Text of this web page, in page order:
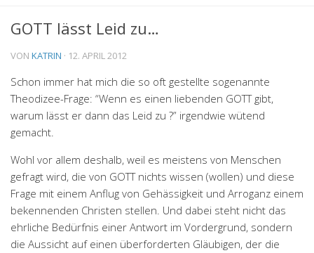
GOTT lässt Leid zu…
VON KATRIN · 12. APRIL 2012
Schon immer hat mich die so oft gestellte sogenannte
Theodizee-Frage: “Wenn es einen liebenden GOTT gibt,
warum lässt er dann das Leid zu ?” irgendwie wütend
gemacht.
Wohl vor allem deshalb, weil es meistens von Menschen
gefragt wird, die von GOTT nichts wissen (wollen) und diese
Frage mit einem Anflug von Gehässigkeit und Arroganz einem
bekennenden Christen stellen. Und dabei steht nicht das
ehrliche Bedürfnis einer Antwort im Vordergrund, sondern
die Aussicht auf einen überforderten Gläubigen, der die